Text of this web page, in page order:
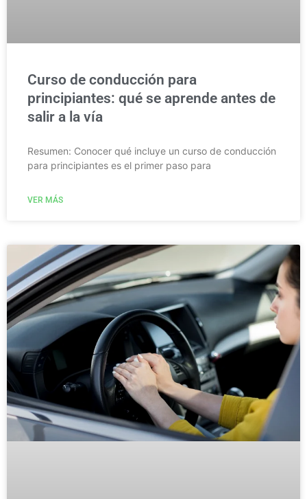
Curso de conducción para
principiantes: qué se aprende antes de
salir a la vía
Resumen: Conocer qué incluye un curso de conducción
para principiantes es el primer paso para
VER MÁS